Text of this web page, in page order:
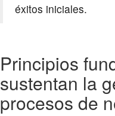
éxitos iniciales.
Principios
sustentan la
procesos de